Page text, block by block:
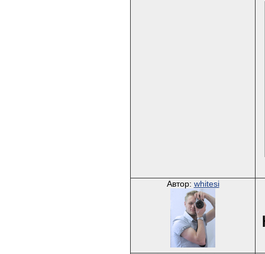
Автор: whitesi